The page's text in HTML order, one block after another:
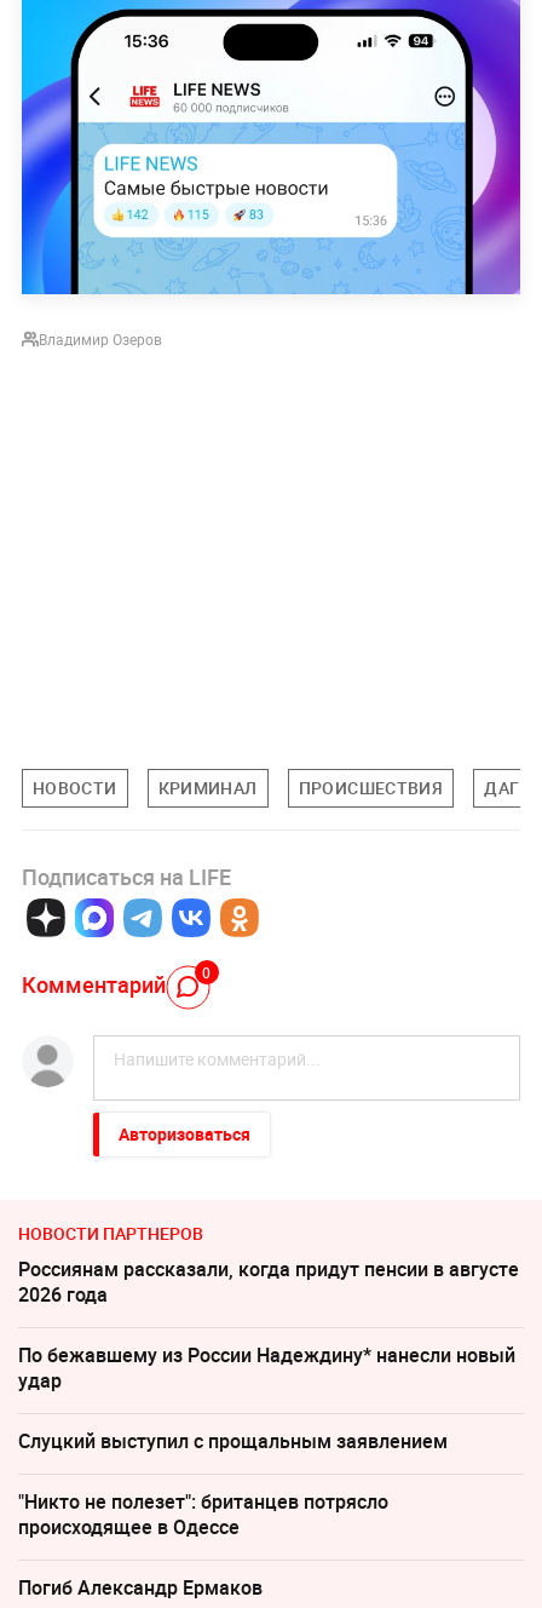
Владимир Озеров
НОВОСТИ КРИМИНАЛ ПРОИСШЕСТВИЯ
Подписаться на LIFE
Комментарий 0
Авторизоваться
НОВОСТИ ПАРТНЕРОВ
Россиянам рассказали, когда придут пенсии в августе
2026 года
По бежавшему из России Надеждину* нанесли новый
удар
Слуцкий выступил с прощальным заявлением
"Никто не полезет": британцев потрясло
происходящее в Одессе
Погиб Александр Ермаков